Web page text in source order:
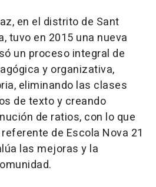
en el distrito de Sant
tuvo en 2015 una nueva
un proceso integral de
y organizativa,
eliminando las clases
de texto y creando
de ratios, con lo que
de Escola Nova 21
las mejoras y la